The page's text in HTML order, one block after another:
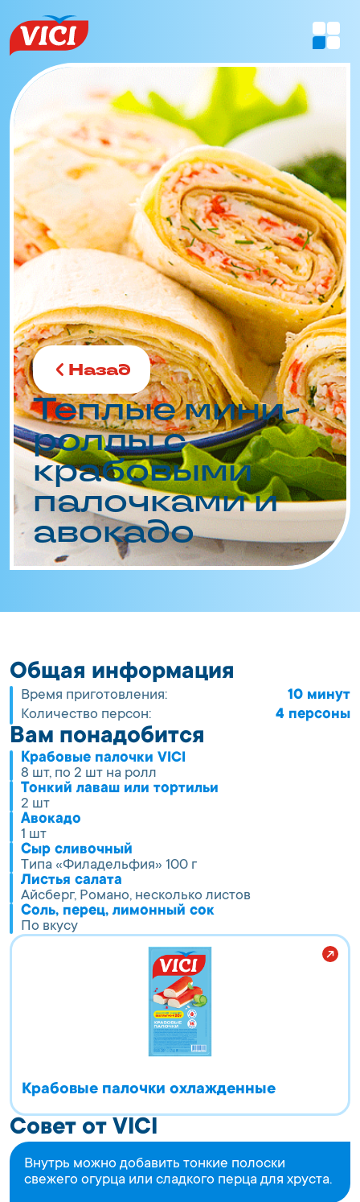
Назад
Теплые мини-
роллы с
крабовыми
палочками и
авокадо
Общая информация
Время приготовления:
10 минут
Количество персон:
4 персоны
Вам понадобится
Крабовые палочки VICI
8 шт, по 2 шт на ролл
Тонкий лаваш или тортильи
2 шт
Авокадо
1 шт
Сыр сливочный
Типа «Филадельфия» 100 г
Листья салата
Айсберг, Романо, несколько листов
Соль, перец, лимонный сок
По вкусу
Крабовые палочки охлажденные
Совет от VICI
Внутрь можно добавить тонкие полоски
свежего огурца или сладкого перца для хруста.